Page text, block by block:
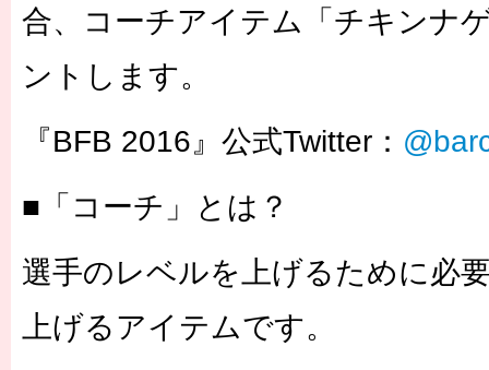
合、コーチアイテム「チキンナ
ントします。
『BFB 2016』公式Twitter：
■「コーチ」とは？
選手のレベルを上げるために必
上げるアイテムです。